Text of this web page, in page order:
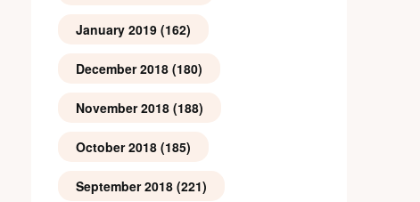
January 2019(162)
December 2018(180)
November 2018(188)
October 2018(185)
September 2018(221)